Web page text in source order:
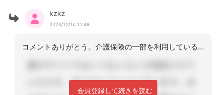
kzkz
2023/12/14 11:49
コメントありがとう。介護保険の一部を利用しているだけで、ほとんどが医療請求ですよ
会員登録して続きを読む